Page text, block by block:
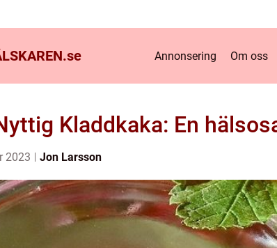
se Annonsering Om oss
Kladdkaka: En
2023 Jon Larsson